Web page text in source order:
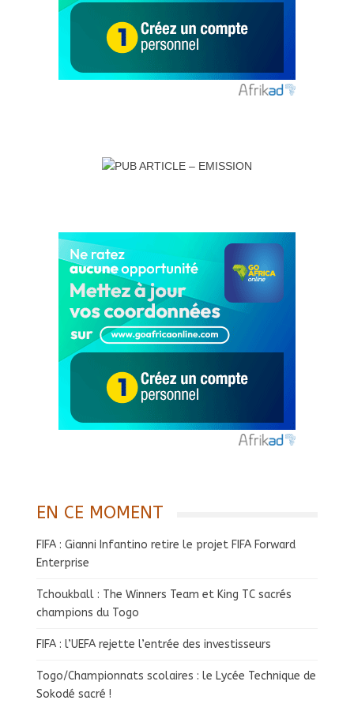
EN CE MOMENT
FIFA : Gianni Infantino retire le projet FIFA Forward
Enterprise
Tchoukball : The Winners Team et King TC sacrés
champions du Togo
FIFA : l’UEFA rejette l’entrée des investisseurs
Togo/Championnats scolaires : le Lycée Technique de
Sokodé sacré !